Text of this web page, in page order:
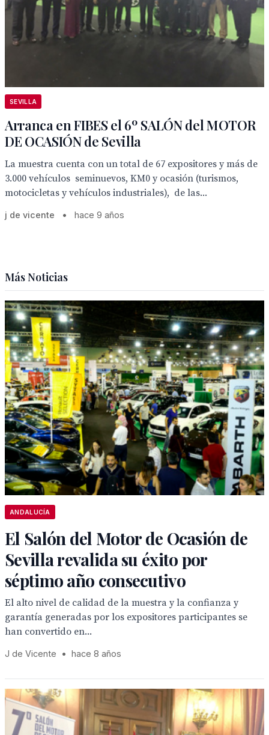
SEVILLA
Arranca en FIBES el 6º SALÓN del MOTOR
DE OCASIÓN de Sevilla
La muestra cuenta con un total de 67 expositores y más de
3.000 vehículos seminuevos, KM0 y ocasión (turismos,
motocicletas y vehículos industriales), de las...
j de vicente • hace 9 años
Más Noticias
ANDALUCÍA
El Salón del Motor de Ocasión de
Sevilla revalida su éxito por
séptimo año consecutivo
El alto nivel de calidad de la muestra y la confianza y
garantía generadas por los expositores participantes se
han convertido en...
J de Vicente • hace 8 años